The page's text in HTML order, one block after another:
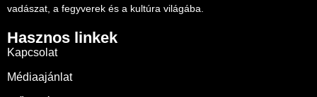
vadászat, a fegyverek és a kultúra világába.
Hasznos linkek
Kapcsolat
Médiaajánlat